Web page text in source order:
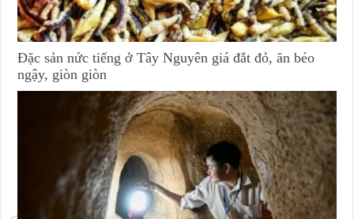
Đặc sản nức tiếng ở Tây Nguyên giá đắt đỏ, ăn béo
ngậy, giòn giòn